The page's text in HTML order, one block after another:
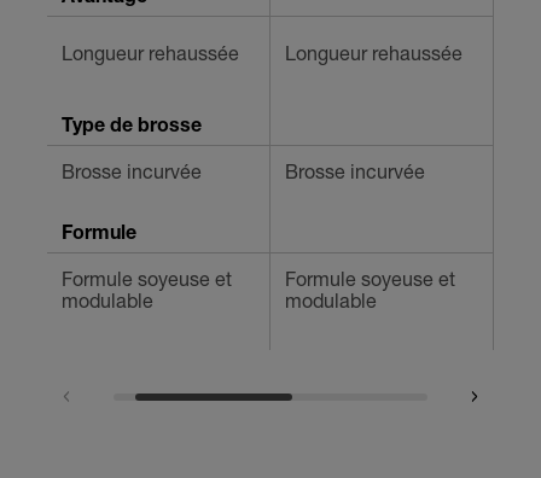
Longueur rehaussée Longueur rehaussée
Type de brosse
Brosse incurvée Brosse incurvée
Formule
Formule soyeuse et
modulable
Formule soyeuse et
modulable